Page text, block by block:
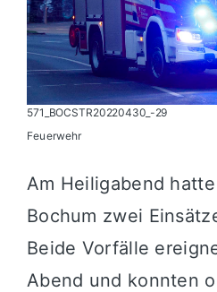
571_BOCSTR20220430_-29
Feuerwehr
Am Heiligabend
Bochum zwei
Beide Vorfälle
Abend und konnten